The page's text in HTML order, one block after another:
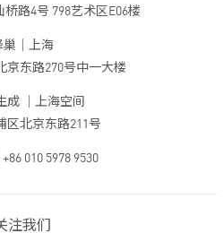
路4号 798艺术区E06楼
巢｜上海
京东路270号中一大楼
成 ｜上海空间
区北京东路211号
010 5978 9530
注我们